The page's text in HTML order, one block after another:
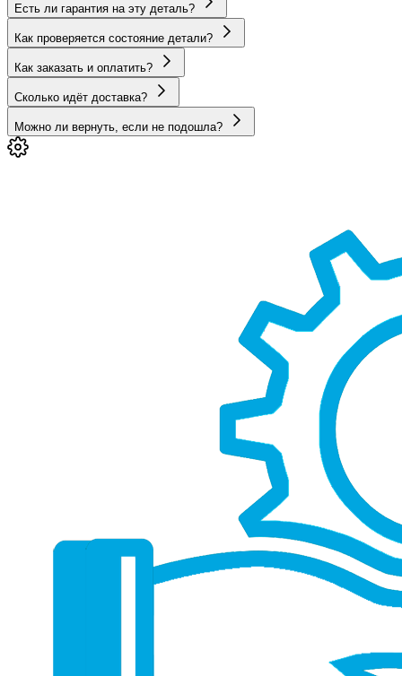
Есть ли гарантия на эту деталь?
Как проверяется состояние детали?
Как заказать и оплатить?
Сколько идёт доставка?
Можно ли вернуть, если не подошла?